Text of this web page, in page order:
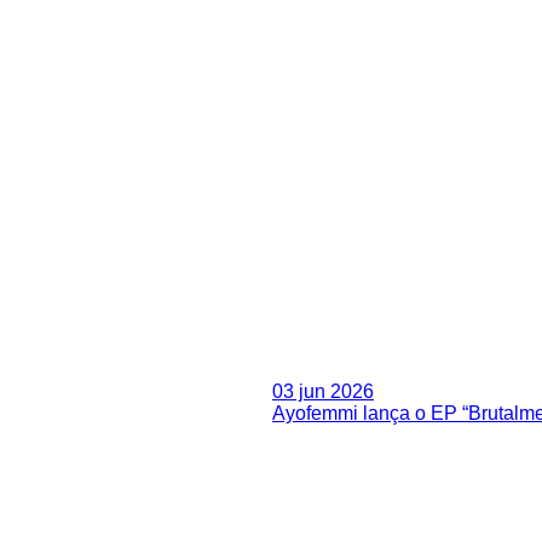
03 jun 2026
Ayofemmi lança o EP